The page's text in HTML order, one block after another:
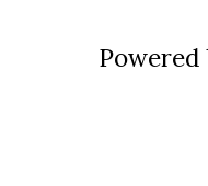
Powered